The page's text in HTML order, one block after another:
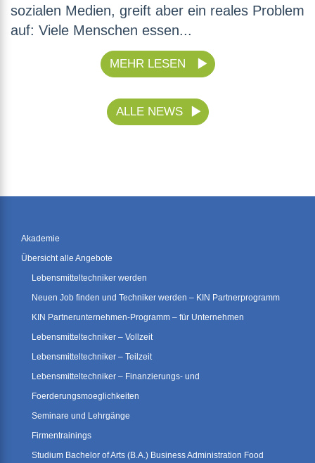
sozialen Medien, greift aber ein reales Problem
auf: Viele Menschen essen...
MEHR LESEN
ALLE NEWS
Akademie
Übersicht alle Angebote
Lebensmitteltechniker werden
Neuen Job finden und Techniker werden – KIN Partnerprogramm
KIN Partnerunternehmen-Programm – für Unternehmen
Lebensmitteltechniker – Vollzeit
Lebensmitteltechniker – Teilzeit
Lebensmitteltechniker – Finanzierungs- und
Foerderungsmoeglichkeiten
Seminare und Lehrgänge
Firmentrainings
Studium Bachelor of Arts (B.A.) Business Administration Food